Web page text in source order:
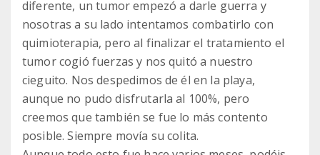
diferente, un tumor empezó a darle guerra y
nosotras a su lado intentamos combatirlo con
quimioterapia, pero al finalizar el tratamiento el
tumor cogió fuerzas y nos quitó a nuestro
cieguito. Nos despedimos de él en la playa,
aunque no pudo disfrutarla al 100%, pero
creemos que también se fue lo más contento
posible. Siempre movía su colita.